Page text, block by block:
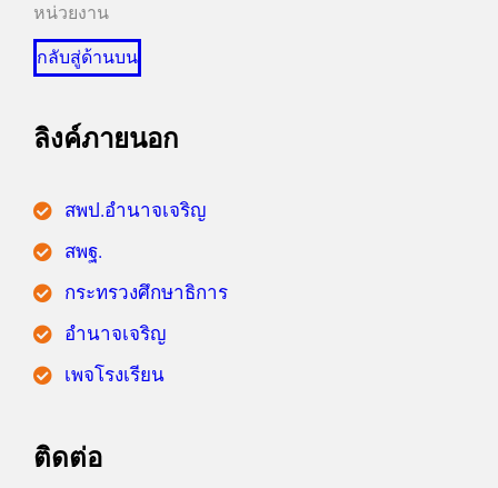
หน่วยงาน
กลับสู่ด้านบน
ลิงค์ภายนอก
สพป.อำนาจเจริญ
สพฐ.
กระทรวงศึกษาธิการ
อำนาจเจริญ
เพจโรงเรียน
ติดต่อ